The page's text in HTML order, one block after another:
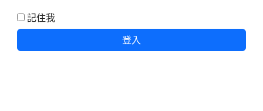
記住我
登入